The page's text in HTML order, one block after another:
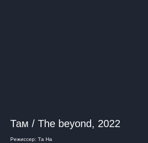
Там / The beyond, 2022
Режиссер: Та На